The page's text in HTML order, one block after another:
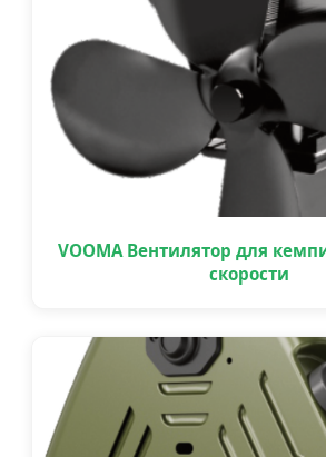
VOOMA Вентилятор для
скорости